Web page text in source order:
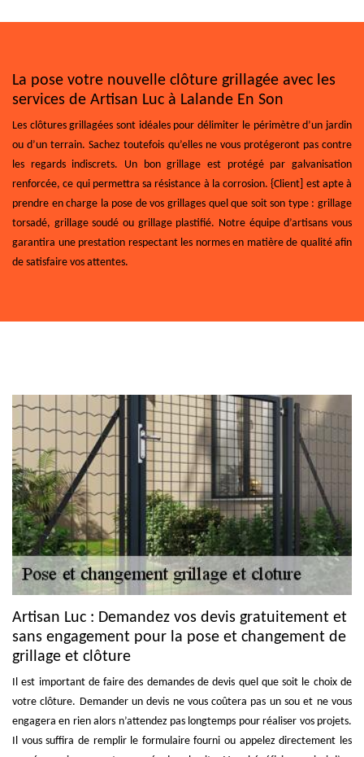
La pose votre nouvelle clôture grillagée avec les
services de Artisan Luc à Lalande En Son
Les clôtures grillagées sont idéales pour délimiter le périmètre d’un jardin
ou d’un terrain. Sachez toutefois qu’elles ne vous protégeront pas contre
les regards indiscrets. Un bon grillage est protégé par galvanisation
renforcée, ce qui permettra sa résistance à la corrosion. {Client] est apte à
prendre en charge la pose de vos grillages quel que soit son type : grillage
torsadé, grillage soudé ou grillage plastifié. Notre équipe d’artisans vous
garantira une prestation respectant les normes en matière de qualité afin
de satisfaire vos attentes.
Artisan Luc : Demandez vos devis gratuitement et
sans engagement pour la pose et changement de
grillage et clôture
Il est important de faire des demandes de devis quel que soit le choix de
votre clôture. Demander un devis ne vous coûtera pas un sou et ne vous
engagera en rien alors n’attendez pas longtemps pour réaliser vos projets.
Il vous suffira de remplir le formulaire fourni ou appelez directement les